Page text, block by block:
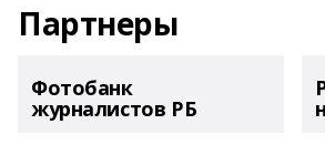
Партнеры
Фотобанк
журналистов РБ